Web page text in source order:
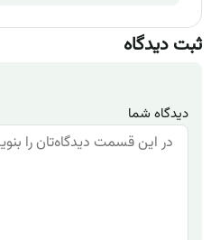
ثبت دیدگاه
دیدگاه شما